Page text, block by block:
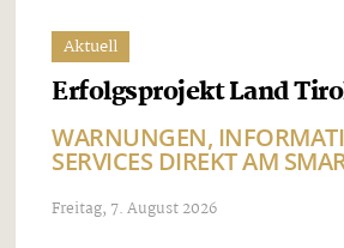
Aktuell
Erfolgsprojekt Land
WARNUNGEN,
SERVICES DIREKT AM
Freitag, 7. August 2026